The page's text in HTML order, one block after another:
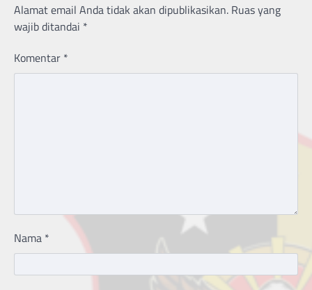
Alamat email Anda tidak akan dipublikasikan. Ruas yang
wajib ditandai *
Komentar *
Nama *